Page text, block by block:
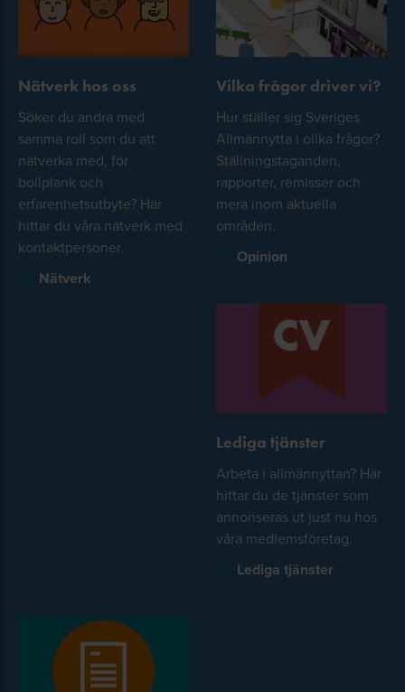
Nätverk hos oss
Söker du andra med
samma roll som du att
nätverka med, för
bollplank och
erfarenhetsutbyte? Här
hittar du våra nätverk med
kontaktpersoner.
Nätverk
Vilka frågor driver vi?
Hur ställer sig Sveriges
Allmännytta i olika frågor?
Ställningstaganden,
rapporter, remisser och
mera inom aktuella
områden.
Opinion
Lediga tjänster
Arbeta i allmännyttan? Här
hittar du de tjänster som
annonseras ut just nu hos
våra medlemsföretag.
Lediga tjänster